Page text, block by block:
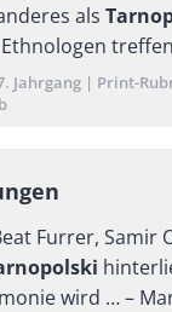
als
Jahrgang Print-
Furrer, Samir
wird … –